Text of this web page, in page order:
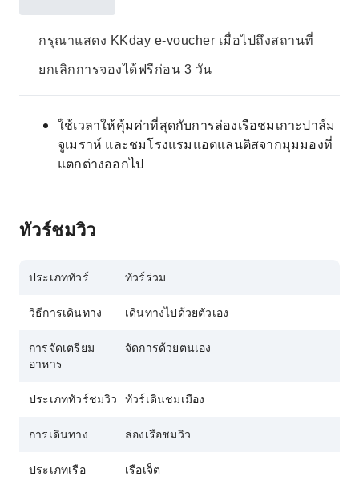
กรุณาแสดง KKday e-voucher เมื่อไปถึงสถานที่
ยกเลิกการจองได้ฟรีก่อน 3 วัน
ใช้เวลาให้คุ้มค่าที่สุดกับการล่องเรือชมเกาะปาล์ม
จูเมราห์ และชมโรงแรมแอตแลนติสจากมุมมองที่
แตกต่างออกไป
ทัวร์ชมวิว
ประเภททัวร์ ทัวร์ร่วม
วิธีการเดินทาง เดินทางไปด้วยตัวเอง
การจัดเตรียม
อาหาร
จัดการด้วยตนเอง
ประเภททัวร์ชมวิว ทัวร์เดินชมเมือง
การเดินทาง ล่องเรือชมวิว
ประเภทเรือ เรือเจ็ต